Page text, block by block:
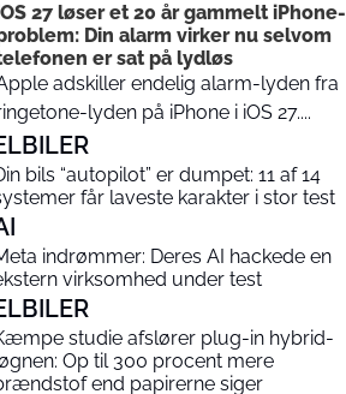
27 løser et 20 år gammelt iPhone-
Din alarm virker nu selvom
er sat på lydløs
adskiller endelig alarm-lyden fra
lyden på iPhone i iOS 27....
bils “autopilot” er dumpet: 11 af 14
får laveste karakter i stor test
indrømmer: Deres AI hackede en
virksomhed under test
studie afslører plug-in hybrid-
Op til 300 procent mere
end papirerne siger